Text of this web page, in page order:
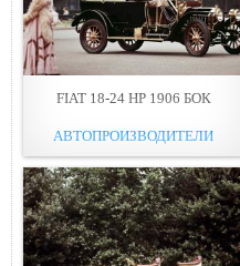
FIAT 18-24 HP 1906 БОК
АВТОПРОИЗВОДИТЕЛИ